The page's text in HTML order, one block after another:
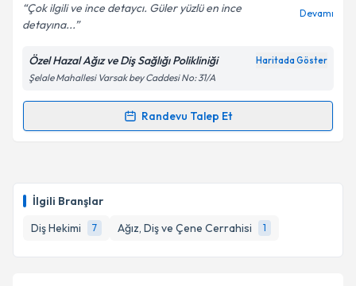
İlgili Branşlar
Diş Hekimi
7 Ağız, Diş ve Çene Cerrahisi 1
Kişisel verilerimin işlenmesine ilişkin
Aydınlatma
Metni'ni okudum ve kişisel verilerimin belirtilen
kapsamda işlenmesini kabul ediyorum.
Çok ilgili ve ince detaycı. Güler yüzlü en ince
detayına...
Devamı
Özel Hazal Ağız ve Diş Sağlığı Polikliniği Haritada Göster
Şelale Mahallesi Varsak bey Caddesi No: 31/A
Randevu Talep Et
Randevu Takvimi Talebi
takvim hazırlandığında e-posta ile bilgilendireceğiz.
E-posta Adresiniz